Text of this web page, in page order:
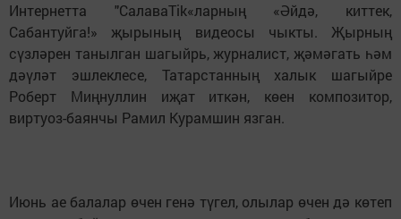
Интернетта "СалаваTik«ларның «Әйдә, киттек,
Сабантуйга!» җырының видеосы чыкты. Җырның
сүзләрен танылган шагыйрь, журналист, җәмәгать һәм
дәүләт эшлеклесе, Татарстанның халык шагыйре
Роберт Миңнуллин иҗат иткән, көен композитор,
виртуоз-баянчы Рамил Курамшин язган.
Июнь ае балалар өчен генә түгел, олылар өчен дә көтеп